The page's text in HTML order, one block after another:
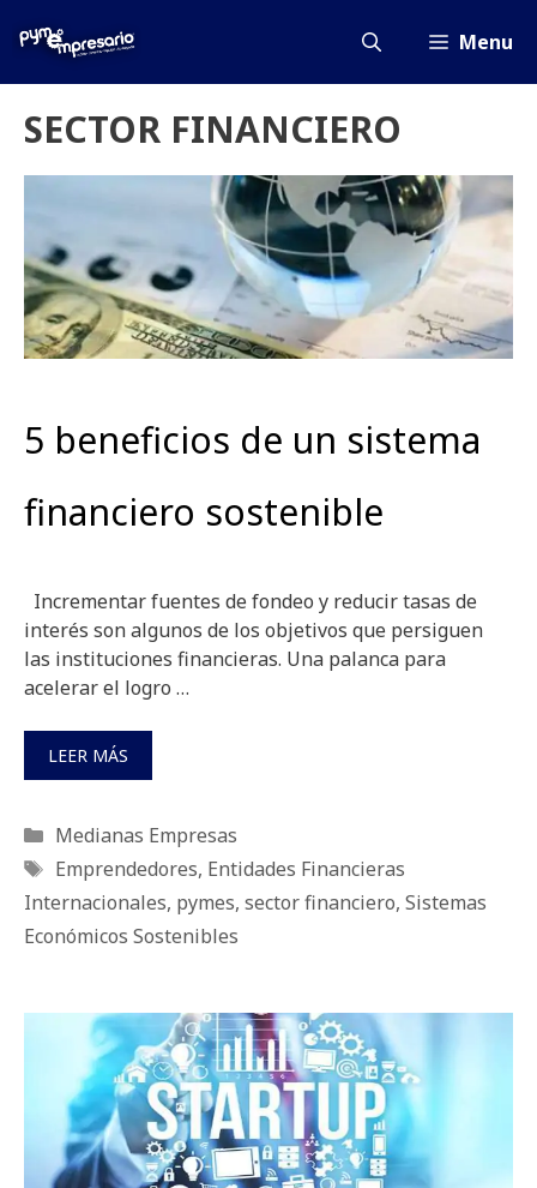
Menu
SECTOR FINANCIERO
5 beneficios de un sistema
financiero sostenible
Incrementar fuentes de fondeo y reducir tasas de
interés son algunos de los objetivos que persiguen
las instituciones financieras. Una palanca para
acelerar el logro …
LEER MÁS
Categorías
Medianas Empresas
Etiquetas
Emprendedores, Entidades Financieras
Internacionales, pymes, sector financiero, Sistemas
Económicos Sostenibles